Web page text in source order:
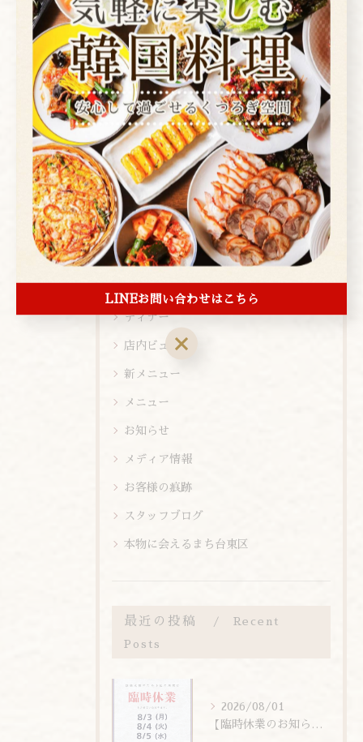
< 前のページ 一覧に戻る 次のページ >
カテゴリー Categories
全てのカテゴリー
焼肉
コース
お酒
ディナー
店内ビュー
新メニュー
メニュー
お知らせ
メディア情報
お客様の痕跡
スタッフブログ
本物に会えるまち台東区
最近の投稿 Recent
Posts
2026/08/01
【臨時休業のお知らせ】
LINEお問い合わせはこちら